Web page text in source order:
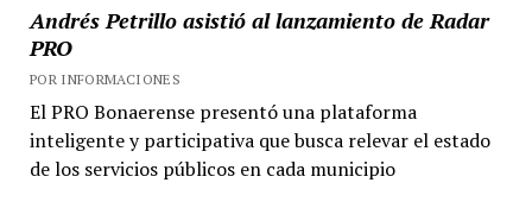
Andrés Petrillo asistió al lanzamiento de Radar
PRO
POR INFORMACIONES
El PRO Bonaerense presentó una plataforma
inteligente y participativa que busca relevar el estado
de los servicios públicos en cada municipio